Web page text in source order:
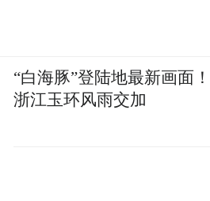
“白海豚”登陆地最新画面！
浙江玉环风雨交加